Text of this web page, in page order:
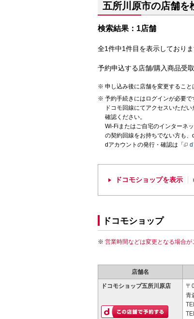
五所川原市の店舗を
検索結果：1店舗
全1件中1件目を表示しており
予約申込する店舗/購入商品受
申し込み後に店舗を変更すること
予約手続きにはログインが必要で
ドコモ回線にてアクセスいただ
確認ください。
Wi-Fiまたはご自宅のインターネ
の契約回線をお持ちでない方も、
dアカウントの発行・確認は「
d
ドコモショップを表示
ドコモショップ
営業時間などは変更となる場合
店舗名
ドコモショップ五所川原店
〒
青